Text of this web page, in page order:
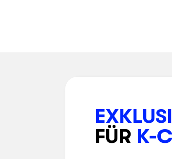
FÜR K-